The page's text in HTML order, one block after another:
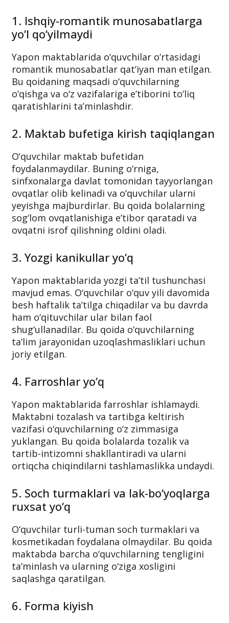
1. Ishqiy-romantik munosabatlarga
yo‘l qo‘yilmaydi
Yapon maktablarida o‘quvchilar o‘rtasidagi
romantik munosabatlar qat’iyan man etilgan.
Bu qoidaning maqsadi o‘quvchilarning
o‘qishga va o‘z vazifalariga e’tiborini to‘liq
qaratishlarini ta’minlashdir.
2. Maktab bufetiga kirish taqiqlangan
O‘quvchilar maktab bufetidan
foydalanmaydilar. Buning o‘rniga,
sinfxonalarga davlat tomonidan tayyorlangan
ovqatlar olib kelinadi va o‘quvchilar ularni
yeyishga majburdirlar. Bu qoida bolalarning
sog‘lom ovqatlanishiga e’tibor qaratadi va
ovqatni isrof qilishning oldini oladi.
3. Yozgi kanikullar yo‘q
Yapon maktablarida yozgi ta’til tushunchasi
mavjud emas. O‘quvchilar o‘quv yili davomida
besh haftalik ta’tilga chiqadilar va bu davrda
ham o‘qituvchilar ular bilan faol
shug‘ullanadilar. Bu qoida o‘quvchilarning
ta’lim jarayonidan uzoqlashmasliklari uchun
joriy etilgan.
4. Farroshlar yo‘q
Yapon maktablarida farroshlar ishlamaydi.
Maktabni tozalash va tartibga keltirish
vazifasi o‘quvchilarning o‘z zimmasiga
yuklangan. Bu qoida bolalarda tozalik va
tartib-intizomni shakllantiradi va ularni
ortiqcha chiqindilarni tashlamaslikka undaydi.
5. Soch turmaklari va lak-bo‘yoqlarga
ruxsat yo‘q
O‘quvchilar turli-tuman soch turmaklari va
kosmetikadan foydalana olmaydilar. Bu qoida
maktabda barcha o‘quvchilarning tengligini
ta’minlash va ularning o‘ziga xosligini
saqlashga qaratilgan.
6. Forma kiyish